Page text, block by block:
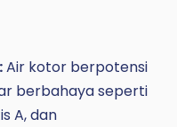
Air kotor berpotensi
berbahaya seperti
A, dan